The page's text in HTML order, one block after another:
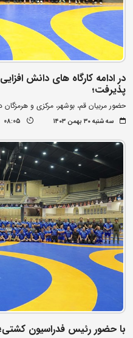
در ادامه کارگاه های دانش
پذیرفت؛
حضور مربیان قم، بوشهر، مرکزی و
سه شنبه ۳۰ بهمن ۱۴۰۳ 08:05
با حضور رئیس فدراسیون کشتی؛